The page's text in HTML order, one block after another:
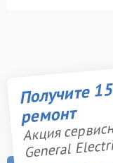
Получите
ремонт
Акция
General